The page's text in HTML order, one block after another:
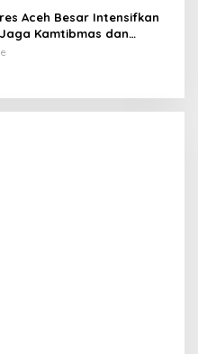
Aceh Besar Intensifkan
Kamtibmas dan
Lintas